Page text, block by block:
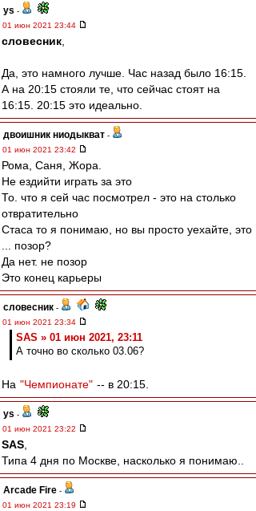
ys -
01 июн 2021 23:44
словесник
Да, это намного лучше. Час назад было 16:15.
А на 20:15 стояли те, что сейчас стоят на
16:15. 20:15 это идеально.
двоишник ниодыкват -
01 июн 2021 23:42
Рома, Саня, Жора.
Не ездийти играть за это
То. что я сей час посмотрел - это на столько
отвратительно
Стаса то я понимаю, но вы просто уехайте, это
... позор?
Да нет. не позор
Это конец карьеры
словесник -
01 июн 2021 23:34
SAS » 01 июн 2021, 23:11
А точно во сколько 03.06?
На "Чемпионате" -- в 20:15.
ys -
01 июн 2021 23:22
SAS
Типа 4 дня по Москве, насколько я понимаю..
Arcade Fire -
01 июн 2021 23:19